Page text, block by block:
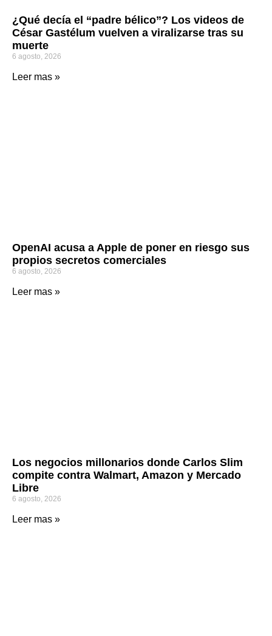
¿Qué decía el “padre bélico”? Los videos de
César Gastélum vuelven a viralizarse tras su
muerte
6 agosto, 2026
Leer mas »
OpenAI acusa a Apple de poner en riesgo sus
propios secretos comerciales
6 agosto, 2026
Leer mas »
Los negocios millonarios donde Carlos Slim
compite contra Walmart, Amazon y Mercado
Libre
6 agosto, 2026
Leer mas »